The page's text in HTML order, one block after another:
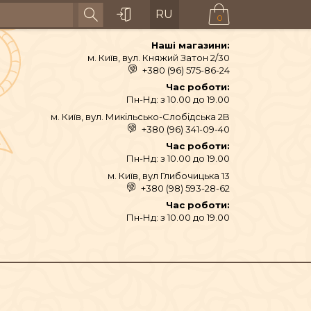
RU 0
Наші магазини:
м. Київ, вул. Княжий Затон 2/30
+380 (96) 575-86-24
Час роботи:
Пн-Нд: з 10.00 до 19.00
м. Київ, вул. Микільсько-Слобідська 2B
+380 (96) 341-09-40
Час роботи:
Пн-Нд: з 10.00 до 19.00
м. Київ, вул Глибочицька 13
+380 (98) 593-28-62
Час роботи:
Пн-Нд: з 10.00 до 19.00